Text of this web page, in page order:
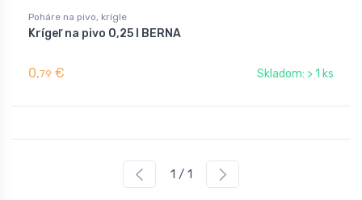
Poháre na pivo, krígle
Krígeľ na pivo 0,25 l BERNA
0,79 € Skladom: > 1 ks
1 / 1